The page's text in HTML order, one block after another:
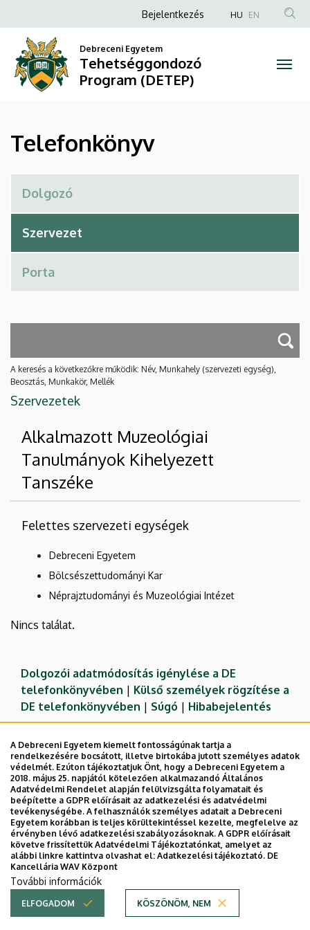
Telefonkönyv
Tehetséggondozó
Program
(DETEP)
a
tartalomra
Anonim
fiók
menüje
Bejelentkezés HU EN
Debreceni Egyetem
Tehetséggondozó
Program (DETEP)
Telefonkönyv
A keresés a következőkre működik: Név, Munkahely (szervezeti egység),
Beosztás, Munkakör, Mellék
Szervezetek
Alkalmazott Muzeológiai
Tanulmányok Kihelyezett
Tanszéke
Felettes szervezeti egységek
Debreceni Egyetem
Bölcsészettudományi Kar
Néprajztudományi és Muzeológiai Intézet
Nincs találat.
Dolgozói adatmódosítás igénylése a DE
telefonkönyvében | Külső személyek rögzítése a
DE telefonkönyvében | Súgó | Hibabejelentés
Adatvédelem
Adatvédelem
Copyright © 2026 Unideb
A Debreceni Egyetem kiemelt fontosságúnak tartja a
rendelkezésére bocsátott, illetve birtokába jutott személyes adatok
védelmét. Ezúton tájékoztatjuk Önt, hogy a Debreceni Egyetem a
2018. május 25. napjától kötelezően alkalmazandó Általános
Adatvédelmi Rendelet alapján felülvizsgálta folyamatait és
beépítette a GDPR előírásait az adatkezelési és adatvédelmi
tevékenységébe. A felhasználók személyes adatait a Debreceni
Egyetem korábban is teljes körültekintéssel kezelte, megfelelve az
érvényben lévő adatkezelési szabályozásoknak. A GDPR előírásait
követve frissítettük Adatvédelmi Tájékoztatónkat, amelyet az
alábbi linkre kattintva olvashat el: Adatkezelési tájékoztató. DE
Kancellária WAV Központ
További információk
ELFOGADOM KÖSZÖNÖM, NEM